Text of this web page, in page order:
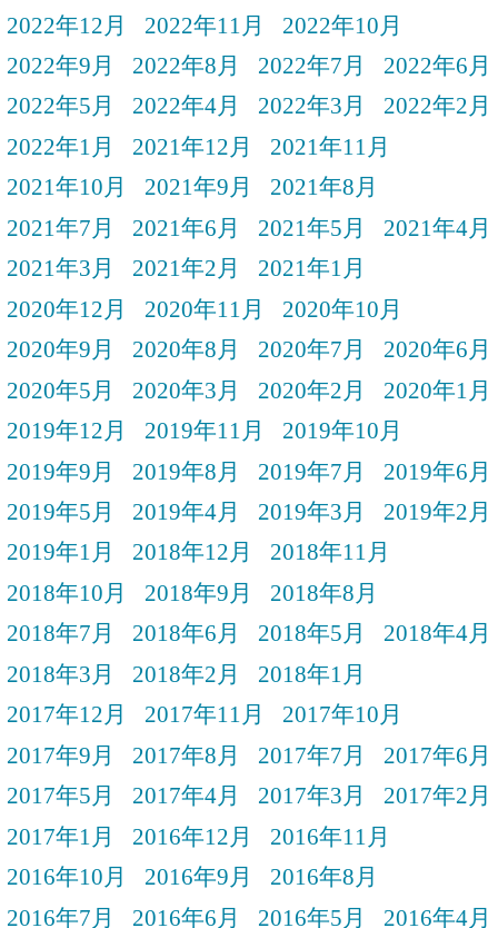
2022年12月
2022年11月
2022年10月
2022年9月
2022年8月 2022年7月
2022年6月
2022年5月
2022年4月 2022年3月
2022年2月
2022年1月
2021年12月
2021年11月
2021年10月
2021年9月
2021年8月
2021年7月
2021年6月 2021年5月
2021年4月
2021年3月
2021年2月
2021年1月
2020年12月
2020年11月
2020年10月
2020年9月
2020年8月 2020年7月
2020年6月
2020年5月
2020年3月 2020年2月
2020年1月
2019年12月
2019年11月
2019年10月
2019年9月
2019年8月 2019年7月
2019年6月
2019年5月
2019年4月 2019年3月
2019年2月
2019年1月
2018年12月
2018年11月
2018年10月
2018年9月
2018年8月
2018年7月
2018年6月 2018年5月
2018年4月
2018年3月
2018年2月
2018年1月
2017年12月
2017年11月
2017年10月
2017年9月
2017年8月 2017年7月
2017年6月
2017年5月
2017年4月 2017年3月
2017年2月
2017年1月
2016年12月
2016年11月
2016年10月
2016年9月
2016年8月
2016年7月
2016年6月 2016年5月 2016年4月